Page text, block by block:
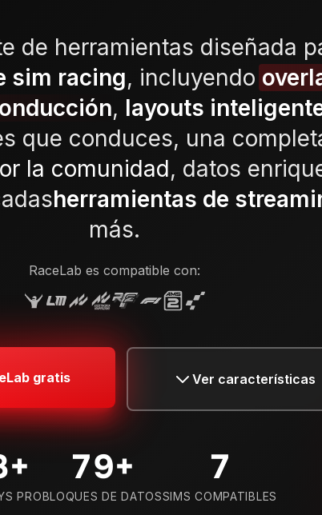
de herramientas diseñada
sim racing, incluyendo
, layouts
que conduces, una
la comunidad, datos
herramientas de
más.
RaceLab es compatible con:
gratis Ver características
+
PRO
80+
BLOQUES DE DATOS
7
SIMS COMPATIBLES